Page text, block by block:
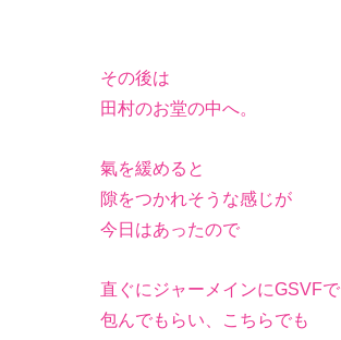
その後は
田村のお堂の中へ。
氣を緩めると
隙をつかれそうな感じが
今日はあったので
直ぐにジャーメインにGSVFで
包んでもらい、こちらでも